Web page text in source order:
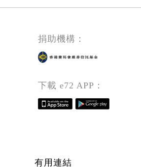
捐助機構：
下載 e72 APP：
有用連結